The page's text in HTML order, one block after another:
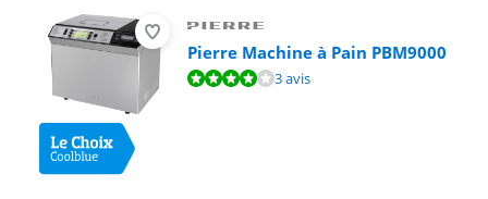
Pierre Machine à Pain PBM9000
La note est de 8,2 sur 10, basée sur 3 avis.3 avis